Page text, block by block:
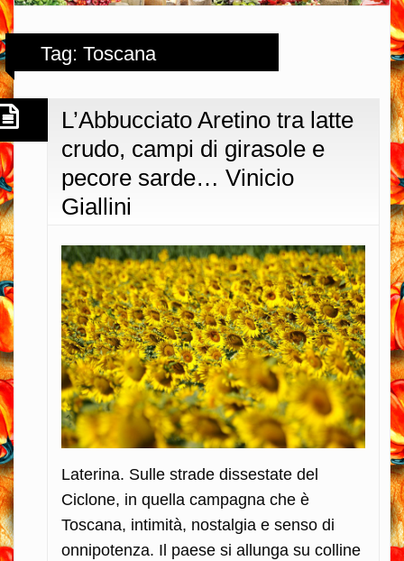
Tag: Toscana
L’Abbucciato Aretino tra latte
crudo, campi di girasole e
pecore sarde… Vinicio
Giallini
Laterina. Sulle strade dissestate del
Ciclone, in quella campagna che è
Toscana, intimità, nostalgia e senso di
onnipotenza. Il paese si allunga su colline